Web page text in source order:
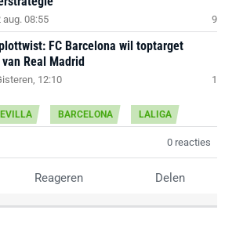
aug. 08:55 9
FC Barcelona wil toptarget
Real Madrid
12:10 1
BARCELONA LALIGA
0 reacties
Reageren Delen